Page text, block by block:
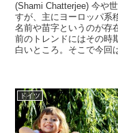
(Shami Chatterjee) 今や
すが、主にヨーロッパ系
名前や苗字というのが存
前のトレンドにはその時
白いところ。そこで今回
ドイツ